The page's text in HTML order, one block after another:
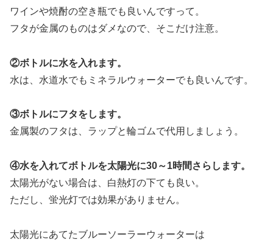
ワインや焼酎の空き瓶でも良いんですって。
フタが金属のものはダメなので、そこだけ注意。
②ボトルに水を入れます。
水は、水道水でもミネラルウォーターでも良いんです。
③ボトルにフタをします。
金属製のフタは、ラップと輪ゴムで代用しましょう。
④水を入れてボトルを太陽光に30～1時間さらします。
太陽光がない場合は、白熱灯の下ても良い。
ただし、蛍光灯では効果がありません。
太陽光にあてたブルーソーラーウォーターは